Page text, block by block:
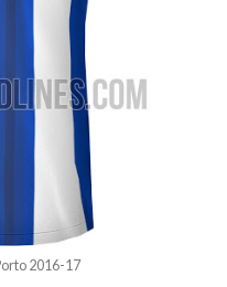
2016-17